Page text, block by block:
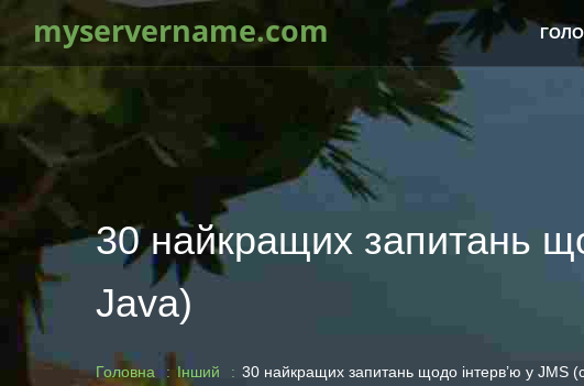
myservername.com
30 найкращих запитань
Java)
Головна Інший 30 найкращих запитань щодо інтерв’ю у JMS